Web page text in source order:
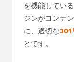
を機能してい
ジンがコンテ
に、適切な301
とです。